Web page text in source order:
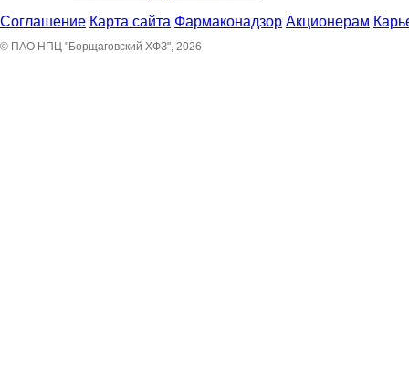
Соглашение Карта сайта Фармаконадзор Акционерам
© ПАО НПЦ "Борщаговский ХФЗ", 2026